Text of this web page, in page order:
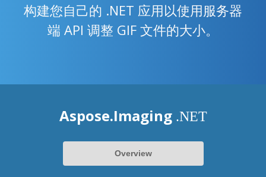
构建您自己的 .NET 应用以使用服务器
端 API 调整 GIF 文件的大小。
Aspose.Imaging .NET
Overview